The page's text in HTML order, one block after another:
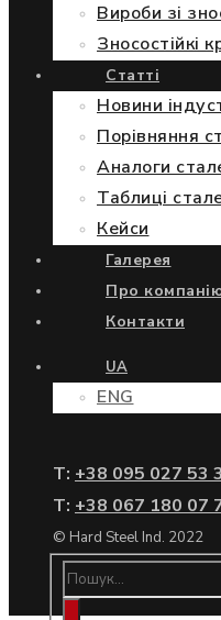
Вироби зі
Зносостійкі
Статті
Новини
Порівняння
Аналоги
Таблиці
Кейси
Галерея
Про
Контакти
UA
ENG
Т: +38 095 027 53
Т: +38 067 180 07
© Hard Steel Ind. 2022